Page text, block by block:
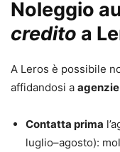
Noleggio
credito a
A Leros è possibile
affidandosi a
Contatta prima
luglio–agosto):